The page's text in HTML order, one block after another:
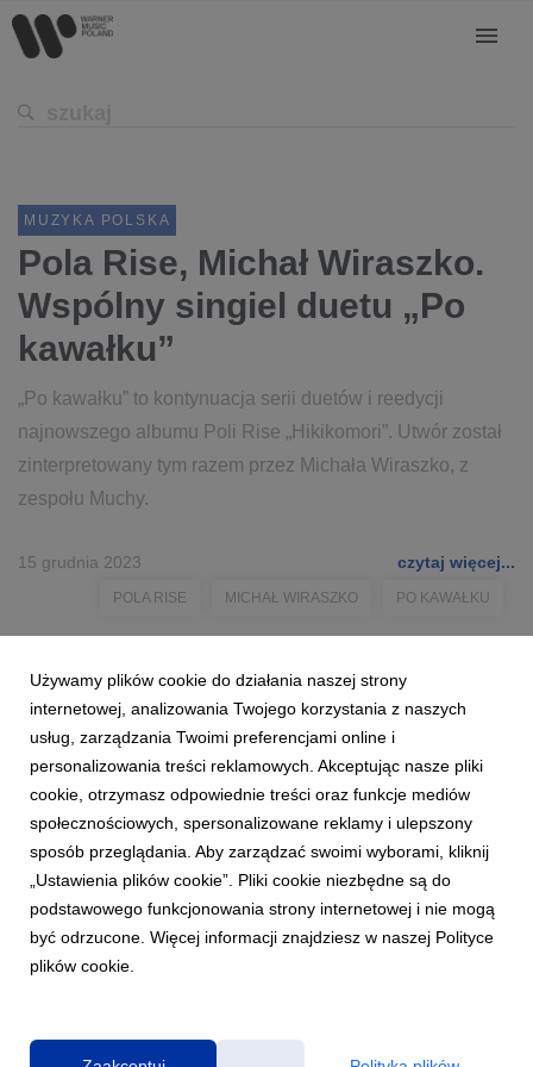
MUZYKA POLSKA
Pola Rise, Michał Wiraszko.
Wspólny singiel duetu „Po
kawałku”
„Po kawałku” to kontynuacja serii duetów i reedycji
najnowszego albumu Poli Rise „Hikikomori”. Utwór został
zinterpretowany tym razem przez Michała Wiraszko, z
zespołu Muchy.
15 grudnia 2023 czytaj więcej...
POLA RISE MICHAŁ WIRASZKO PO KAWAŁKU
Polityka prywatności
Używamy plików cookie do działania naszej strony
internetowej, analizowania Twojego korzystania z naszych
usług, zarządzania Twoimi preferencjami online i
personalizowania treści reklamowych. Akceptując nasze pliki
cookie, otrzymasz odpowiednie treści oraz funkcje mediów
społecznościowych, spersonalizowane reklamy i ulepszony
sposób przeglądania. Aby zarządzać swoimi wyborami, kliknij
„Ustawienia plików cookie”. Pliki cookie niezbędne są do
podstawowego funkcjonowania strony internetowej i nie mogą
być odrzucone. Więcej informacji znajdziesz w naszej Polityce
plików cookie.